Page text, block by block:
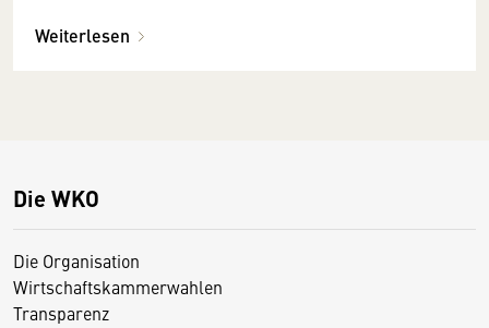
Weiterlesen
Die WKO
Die Organisation
Wirtschaftskammerwahlen
Transparenz